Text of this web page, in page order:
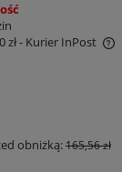
zł- Kurier InPost
kosztów
obniżką:165,56 zł